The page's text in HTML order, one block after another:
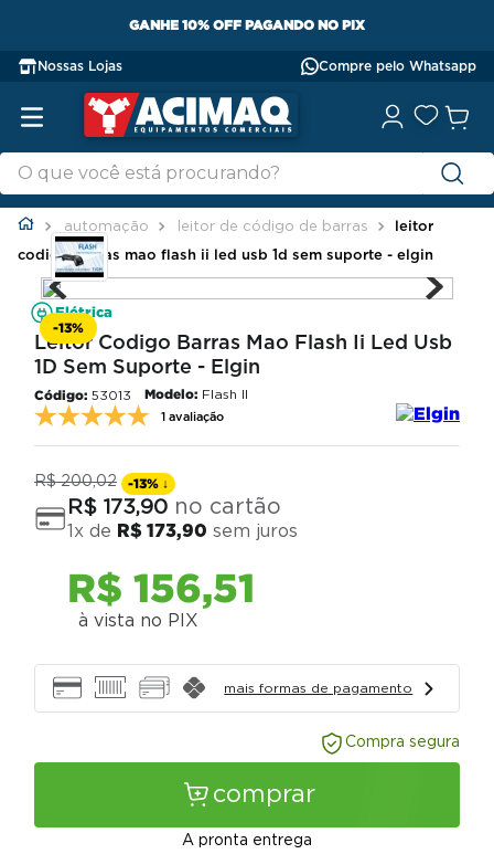
GANHE 10% OFF PAGANDO NO PIX
Nossas Lojas Compre pelo Whatsapp
automação leitor de código de barras
leitor
codigo barras mao flash ii led usb 1d sem suporte - elgin
Elétrica
-13%
Leitor Codigo Barras Mao Flash Ii Led Usb
1D Sem Suporte - Elgin
53013 Modelo: Flash II
1 avaliação
R$ 200,02 -13% ↓
R$ 173,90 no cartão
1 x de R$ 173,90 sem juros
R$ 156,51
à vista no PIX
mais formas de pagamento
Compra segura
comprar
A pronta entrega